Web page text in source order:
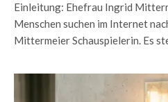
Einleitung: Ehefrau Ingrid
Menschen suchen im Internet
Mittermeier Schauspielerin. Es